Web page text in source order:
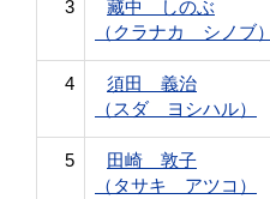
3
藏中 しのぶ
（クラナカ シノブ）
4
須田 義治
（スダ ヨシハル）
5
田崎 敦子
（タサキ アツコ）